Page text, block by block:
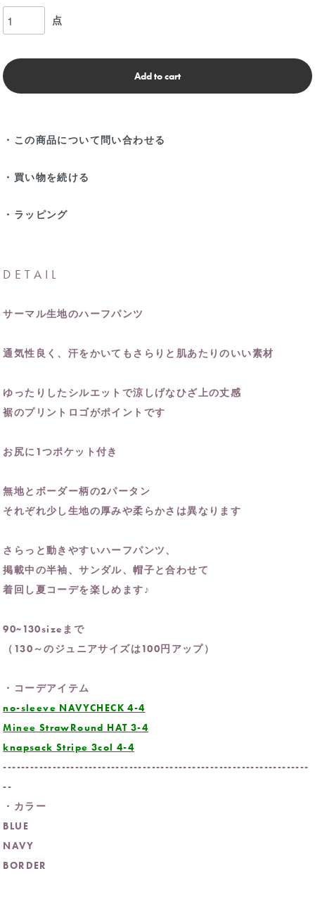
点
Add to cart
・この商品について問い合わせる
・買い物を続ける
・ラッピング
DETAIL
サーマル生地のハーフパンツ
通気性良く、汗をかいてもさらりと肌あたりのいい素材
ゆったりしたシルエットで涼しげなひざ上の丈感
裾のプリントロゴがポイントです
お尻に1つポケット付き
無地とボーダー柄の2パータン
それぞれ少し生地の厚みや柔らかさは異なります
さらっと動きやすいハーフパンツ、
掲載中の半袖、サンダル、帽子と合わせて
着回し夏コーデを楽しめます♪
90~130sizeまで
（130～のジュニアサイズは100円アップ）
・コーデアイテム
no-sleeve NAVYCHECK 4-4
Minee StrawRound HAT 3-4
knapsack Stripe 3col 4-4
--------------------------------------------------------------------
--
・カラー
BLUE
NAVY
BORDER